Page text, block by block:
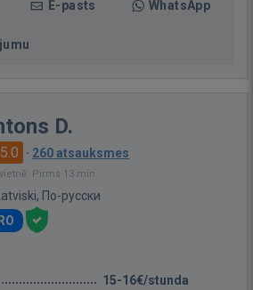
E-pasts WhatsApp
D.
5.0 · 260 atsauksmes
Pirms 13 min.
Latviski, По-русски
15-16€/stunda